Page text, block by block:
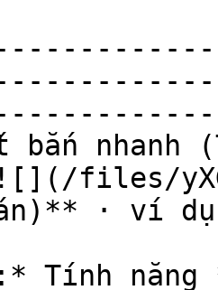
bắn nhanh
files/
· ví
Tính năng